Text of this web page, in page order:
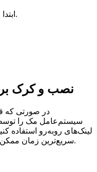
ابتدا تا بتوانید دیدگاهی ارسال کنید.
نصب و کرک
در صورتی که
سیستم‌عامل مک را توسط
لینک‌های رو‌به‌رو استفاده
سریع‌ترین زمان ممکن بر روی سیستم شما نصب و کرک شود.